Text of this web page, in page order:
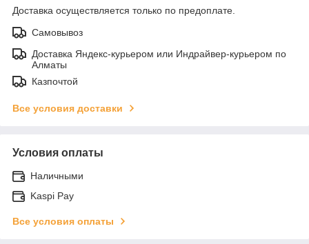
Доставка осуществляется только по предоплате.
Самовывоз
Доставка Яндекс-курьером или Индрайвер-курьером по
Алматы
Казпочтой
Все условия доставки
Условия оплаты
Наличными
Kaspi Pay
Все условия оплаты